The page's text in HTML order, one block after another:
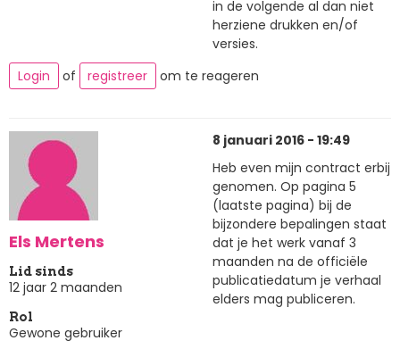
in de volgende al dan niet
herziene drukken en/of
versies.
Login
of registreer om te reageren
Els Mertens
Lid sinds
12 jaar 2 maanden
Rol
Gewone gebruiker
8 januari 2016 - 19:49
Heb even mijn contract erbij
genomen. Op pagina 5
(laatste pagina) bij de
bijzondere bepalingen staat
dat je het werk vanaf 3
maanden na de officiële
publicatiedatum je verhaal
elders mag publiceren.